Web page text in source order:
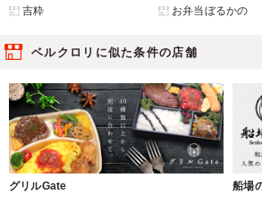
吉粋 お弁当ぼるかの
ベルクロリに似た条件の店舗
グリルGate 船場